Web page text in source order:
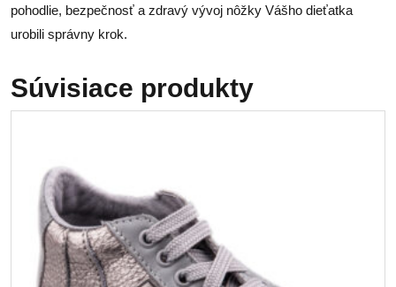
pohodlie, bezpečnosť a zdravý vývoj nôžky Vášho dieťatka
urobili správny krok.
Súvisiace produkty